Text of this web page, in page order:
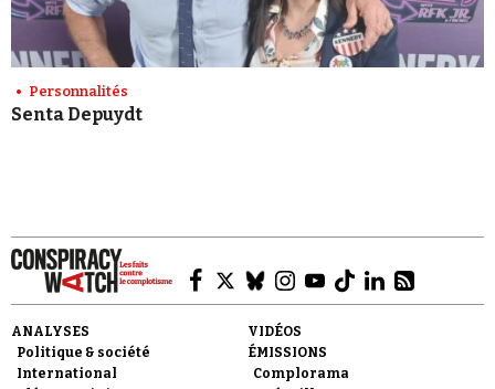
Personnalités
Senta Depuydt
ANALYSES
Politique & société
International
VIDÉOS
ÉMISSIONS
Complorama